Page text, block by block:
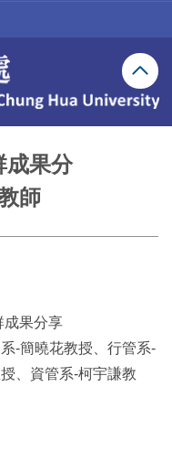
成果分
師
成果分享
-簡曉花教授、行管系-
、資管系-柯宇謙教